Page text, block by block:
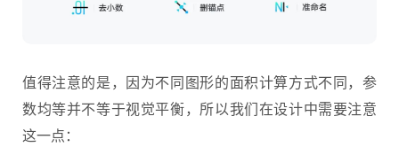
值得注意的是，因为不同图形的面积计算方式不同，参
数均等并不等于视觉平衡，所以我们在设计中需要注意
这一点：